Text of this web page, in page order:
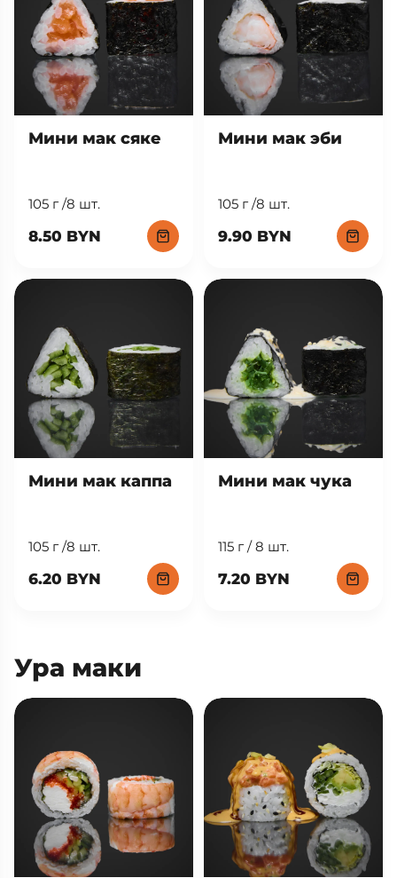
Мини мак сяке
105 г /8 шт.
8.50 BYN
Мини мак эби
105 г /8 шт.
9.90 BYN
Мини мак каппа
105 г /8 шт.
6.20 BYN
Мини мак чука
115 г / 8 шт.
7.20 BYN
Ура маки